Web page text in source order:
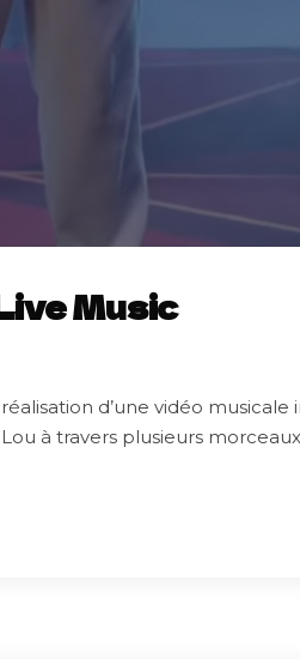
Music
d’une vidéo musicale
à travers plusieurs